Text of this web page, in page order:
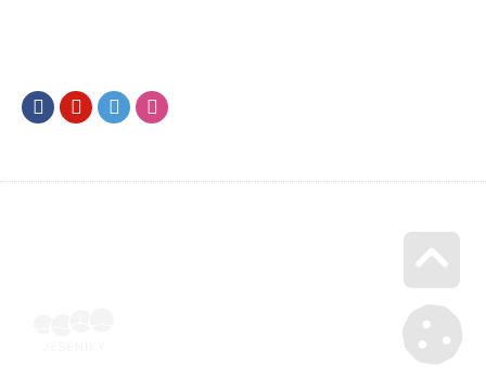
FacebookYoutubeTwitter
Go